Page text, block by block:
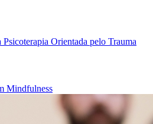
Orientada pelo Trauma
Mindfulness